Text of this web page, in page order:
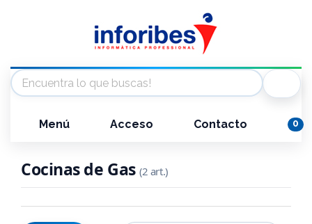
Menú Acceso Contacto 0
Cocinas de Gas(2 art.)